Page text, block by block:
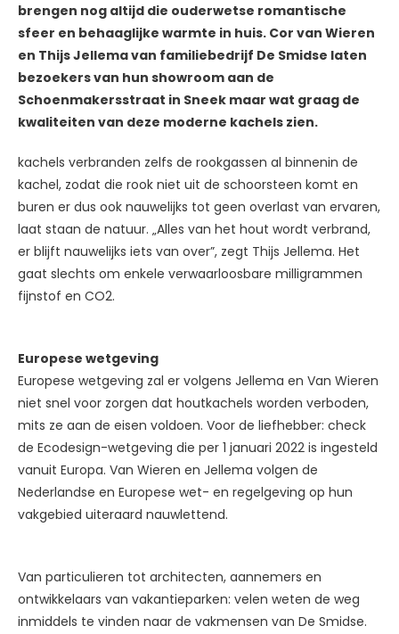
brengen nog altijd die ouderwetse romantische
sfeer en behaaglijke warmte in huis. Cor van Wieren
en Thijs Jellema van familiebedrijf De Smidse laten
bezoekers van hun showroom aan de
Schoenmakersstraat in Sneek maar wat graag de
kwaliteiten van deze moderne kachels zien.
kachels verbranden zelfs de rookgassen al binnenin de
kachel, zodat die rook niet uit de schoorsteen komt en
buren er dus ook nauwelijks tot geen overlast van ervaren,
laat staan de natuur. „Alles van het hout wordt verbrand,
er blijft nauwelijks iets van over”, zegt Thijs Jellema. Het
gaat slechts om enkele verwaarloosbare milligrammen
fijnstof en CO2.
Europese wetgeving
Europese wetgeving zal er volgens Jellema en Van Wieren
niet snel voor zorgen dat houtkachels worden verboden,
mits ze aan de eisen voldoen. Voor de liefhebber: check
de Ecodesign-wetgeving die per 1 januari 2022 is ingesteld
vanuit Europa. Van Wieren en Jellema volgen de
Nederlandse en Europese wet- en regelgeving op hun
vakgebied uiteraard nauwlettend.
Van particulieren tot architecten, aannemers en
ontwikkelaars van vakantieparken: velen weten de weg
inmiddels te vinden naar de vakmensen van De Smidse.